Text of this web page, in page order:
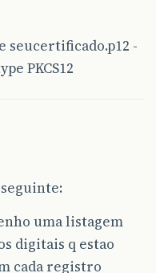
seucertificado.p12 -
PKCS12
uma listagem
digitais q estao
cada registro